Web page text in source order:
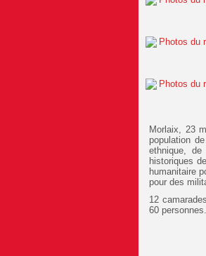
Morlaix, 23
population
ethnique,
historiques
humanitaire
pour des
12
60 personnes.